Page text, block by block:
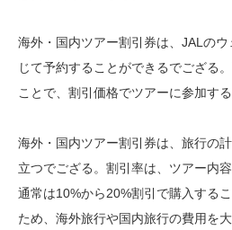
海外・国内ツアー割引券は、JALの
じて予約することができるでござる
ことで、割引価格でツアーに参加す
海外・国内ツアー割引券は、旅行の
立つでござる。割引率は、ツアー内
通常は10%から20%割引で購入する
ため、海外旅行や国内旅行の費用を